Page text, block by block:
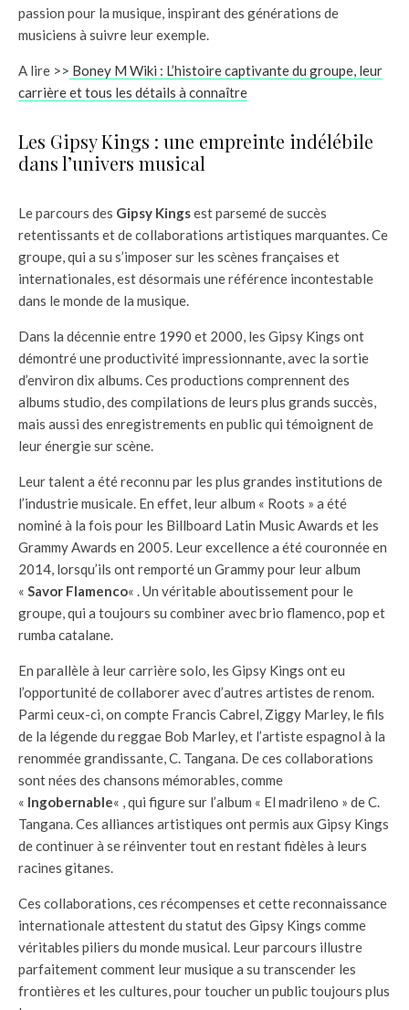
passion pour la musique, inspirant des générations de
musiciens à suivre leur exemple.
A lire >> Boney M Wiki : L’histoire captivante du groupe, leur
carrière et tous les détails à connaître
Les Gipsy Kings : une empreinte indélébile
dans l’univers musical
Le parcours des Gipsy Kingsest parsemé de succès
retentissants et de collaborations artistiques marquantes. Ce
groupe, qui a su s’imposer sur les scènes françaises et
internationales, est désormais une référence incontestable
dans le monde de la musique.
Dans la décennie entre 1990 et 2000, les Gipsy Kings ont
démontré une productivité impressionnante, avec la sortie
d’environ dix albums. Ces productions comprennent des
albums studio, des compilations de leurs plus grands succès,
mais aussi des enregistrements en public qui témoignent de
leur énergie sur scène.
Leur talent a été reconnu par les plus grandes institutions de
l’industrie musicale. En effet, leur album « Roots » a été
nominé à la fois pour les Billboard Latin Music Awards et les
Grammy Awards en 2005. Leur excellence a été couronnée en
2014, lorsqu’ils ont remporté un Grammy pour leur album
« Savor Flamenco« . Un véritable aboutissement pour le
groupe, qui a toujours su combiner avec brio flamenco, pop et
rumba catalane.
En parallèle à leur carrière solo, les Gipsy Kings ont eu
l’opportunité de collaborer avec d’autres artistes de renom.
Parmi ceux-ci, on compte Francis Cabrel, Ziggy Marley, le fils
de la légende du reggae Bob Marley, et l’artiste espagnol à la
renommée grandissante, C. Tangana. De ces collaborations
sont nées des chansons mémorables, comme
« Ingobernable« , qui figure sur l’album « El madrileno » de C.
Tangana. Ces alliances artistiques ont permis aux Gipsy Kings
de continuer à se réinventer tout en restant fidèles à leurs
racines gitanes.
Ces collaborations, ces récompenses et cette reconnaissance
internationale attestent du statut des Gipsy Kings comme
véritables piliers du monde musical. Leur parcours illustre
parfaitement comment leur musique a su transcender les
frontières et les cultures, pour toucher un public toujours plus